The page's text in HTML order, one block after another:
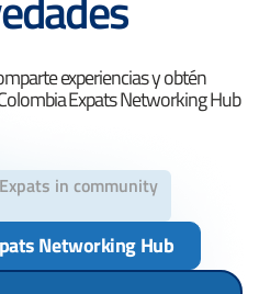
experiencias y obtén
Expats Networking Hub
in community
Networking Hub